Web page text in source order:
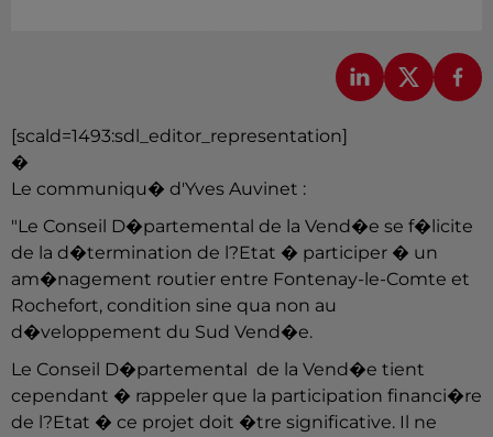
[scald=1493:sdl_editor_representation]
�
Le communiqu� d'Yves Auvinet :
"Le Conseil D�partemental de la Vend�e se f�licite
de la d�termination de l?Etat � participer � un
am�nagement routier entre Fontenay-le-Comte et
Rochefort, condition sine qua non au
d�veloppement du Sud Vend�e.
Le Conseil D�partemental de la Vend�e tient
cependant � rappeler que la participation financi�re
de l?Etat � ce projet doit �tre significative. Il ne